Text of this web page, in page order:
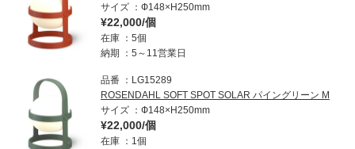
サイズ
Ф148×H250mm
¥22,000/個
在庫
5個
納期
5～11営業日
品番
LG15289
ROSENDAHL SOFT SPOT SOLAR パイングリーン M
サイズ
Ф148×H250mm
¥22,000/個
在庫
1個